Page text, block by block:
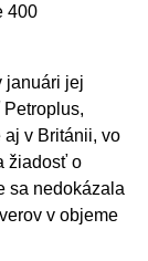
400
januári jej
aj v Británii, vo
žiadosť o
sa nedokázala
v objeme